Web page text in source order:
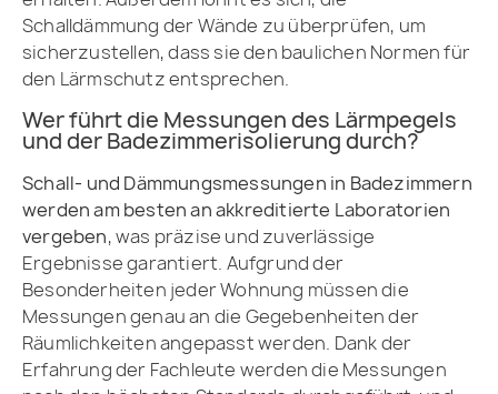
Schalldämmung der Wände zu überprüfen, um
sicherzustellen, dass sie den baulichen Normen für
den Lärmschutz entsprechen.
Wer führt die Messungen des Lärmpegels
und der Badezimmerisolierung durch?
Schall- und Dämmungsmessungen in Badezimmern
werden am besten an akkreditierte Laboratorien
vergeben, was präzise und zuverlässige
Ergebnisse garantiert. Aufgrund der
Besonderheiten jeder Wohnung müssen die
Messungen genau an die Gegebenheiten der
Räumlichkeiten angepasst werden. Dank der
Erfahrung der Fachleute werden die Messungen